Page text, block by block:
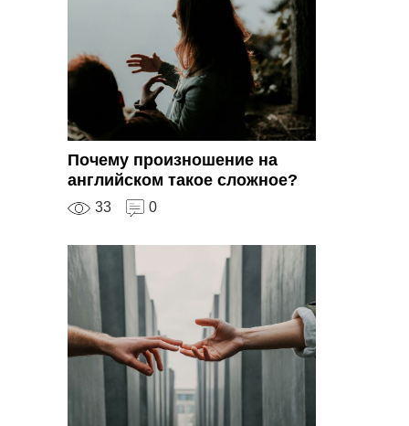
Почему произношение на
английском такое сложное?
33 0